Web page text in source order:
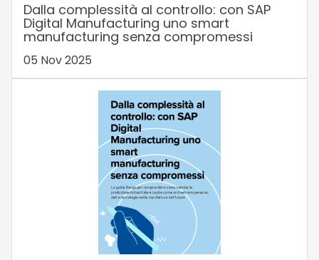
Dalla complessità al controllo: con SAP
Digital Manufacturing uno smart
manufacturing senza compromessi
05 Nov 2025